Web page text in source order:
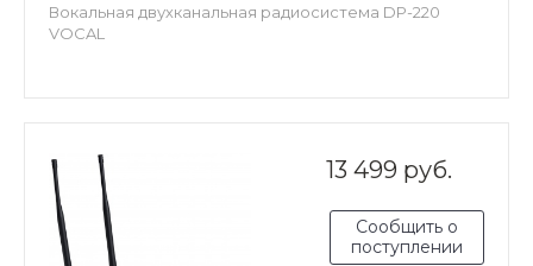
Вокальная двухканальная радиосистема DP-220
VOCAL
13 499 руб.
Сообщить о
поступлении